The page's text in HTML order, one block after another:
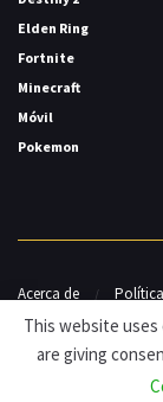
Elden Ring
Fortnite
Minecraft
Móvil
Pokemon
Acerca de
Contacto
© HDG Hablamos de
This website
are giving